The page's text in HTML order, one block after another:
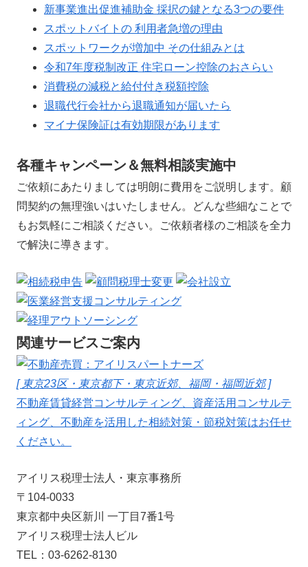
新事業進出促進補助金 採択の鍵となる3つの要件
スポットバイトの 利用者急増の理由
スポットワークが増加中 その仕組みとは
令和7年度税制改正 住宅ローン控除のおさらい
消費税の減税と給付付き税額控除
退職代行会社から退職通知が届いたら
マイナ保険証は有効期限があります
各種キャンペーン＆無料相談実施中
ご依頼にあたりましては明朗に費用をご説明します。顧
問契約の無理強いはいたしません。どんな些細なことで
もお気軽にご相談ください。ご依頼者様のご相談を全力
で解決に導きます。
関連サービスご案内
[ 東京23区・東京都下・東京近郊、福岡・福岡近郊 ]
不動産賃貸経営コンサルティング、資産活用コンサルテ
ィング、不動産を活用した相続対策・節税対策はお任せ
ください。
アイリス税理士法人・東京事務所
〒104-0033
東京都中央区新川 一丁目7番1号
アイリス税理士法人ビル
TEL：03-6262-8130